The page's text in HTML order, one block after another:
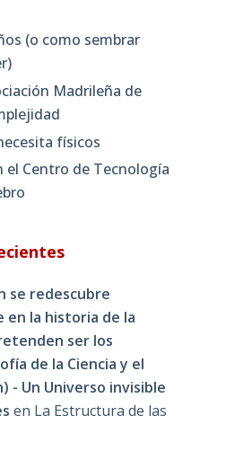
(o como sembrar
Madrileña de
físicos
el Centro de Tecnología
se redescubre
la historia de la
ser los
de la Ciencia y el
- Un Universo invisible
en La Estructura de las